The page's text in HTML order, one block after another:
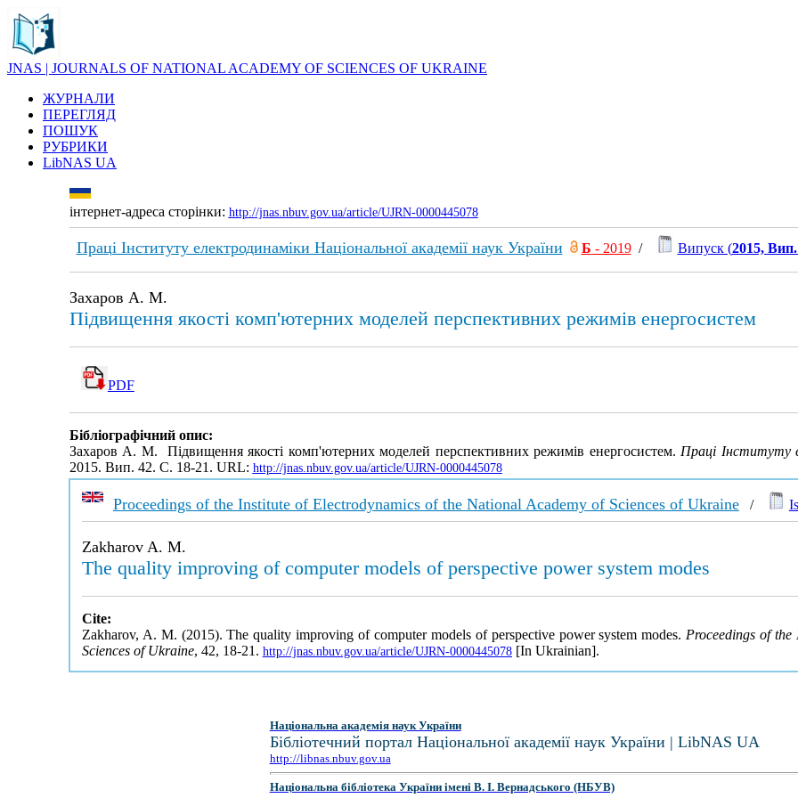
JNAS | JOURNALS OF NATIONAL ACADEMY OF SCIENCES OF UKRAINE
ЖУРНАЛИ
ПЕРЕГЛЯД
ПОШУК
РУБРИКИ
LibNAS UA
інтернет-адреса сторінки: http://jnas.nbuv.gov.ua/article/UJRN-0000445078
Праці Інституту електродинаміки Національної академії наук України Б - 2019/ Випуск (2015,
Захаров А. М.
Підвищення якості комп'ютерних моделей перспективних режимів енергосистем
PDF
Бібліографічний опис:
Захаров А. М. Підвищення якості комп'ютерних моделей перспективних режимів енергосистем.Праці Інституту
2015. Вип. 42. С. 18-21. URL: http://jnas.nbuv.gov.ua/article/UJRN-0000445078
Proceedings of the Institute of Electrodynamics of the National Academy of Sciences of Ukraine/
Zakharov A. M.
The quality improving of computer models of perspective power system modes
Cite:
Zakharov, A. M. (2015). The quality improving of computer models of perspective power system modes. Proceedings of
Sciences of Ukraine, 42, 18-21. http://jnas.nbuv.gov.ua/article/UJRN-0000445078[In Ukrainian].
Національна академія наук України
Бібліотечний портал Національної академії наук України | LibNAS UA
http://libnas.nbuv.gov.ua
Національна бібліотека України імені В. І. Вернадського (НБУВ)